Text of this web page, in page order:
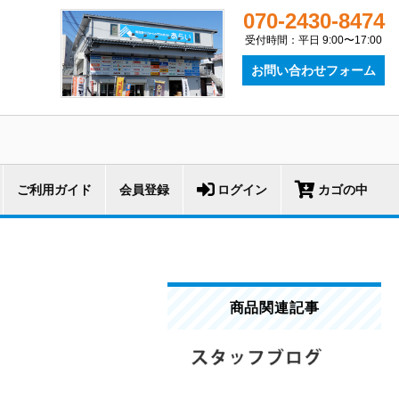
070-2430-8474
受付時間：平日 9:00〜17:00
お問い合わせフォーム
ご利用ガイド 会員登録 ログイン カゴの中
商品関連記事